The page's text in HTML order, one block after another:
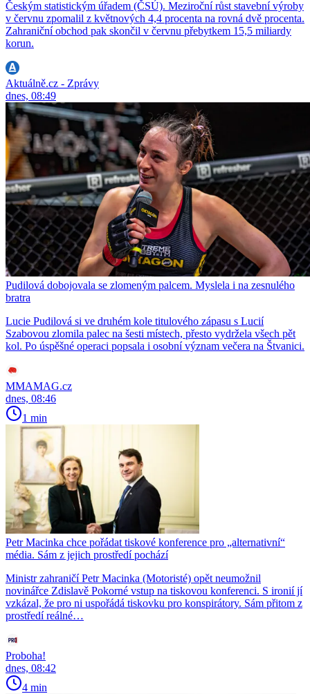
Českým statistickým úřadem (ČSÚ). Meziroční růst stavební výroby
v červnu zpomalil z květnových 4,4 procenta na rovná dvě procenta.
Zahraniční obchod pak skončil v červnu přebytkem 15,5 miliardy
korun.
Aktuálně.cz - Zprávy
dnes, 08:49
Pudilová dobojovala se zlomeným palcem. Myslela i na zesnulého
bratra
Lucie Pudilová si ve druhém kole titulového zápasu s Lucií
Szabovou zlomila palec na šesti místech, přesto vydržela všech pět
kol. Po úspěšné operaci popsala i osobní význam večera na Štvanici.
MMAMAG.cz
dnes, 08:46
1 min
Petr Macinka chce pořádat tiskové konference pro „alternativní“
média. Sám z jejich prostředí pochází
Ministr zahraničí Petr Macinka (Motoristé) opět neumožnil
novinářce Zdislavě Pokorné vstup na tiskovou konferenci. S ironií jí
vzkázal, že pro ni uspořádá tiskovku pro konspirátory. Sám přitom z
prostředí reálné…
Proboha!
dnes, 08:42
4 min